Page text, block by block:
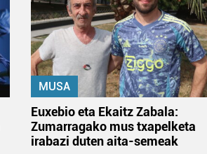
MUSA
Euxebio eta Ekaitz Zabala:
Zumarragako mus txapelketa
irabazi duten aita-semeak